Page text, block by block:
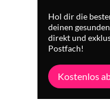
Hol dir die
deinen
direkt und
Postfach!
Kostenlos